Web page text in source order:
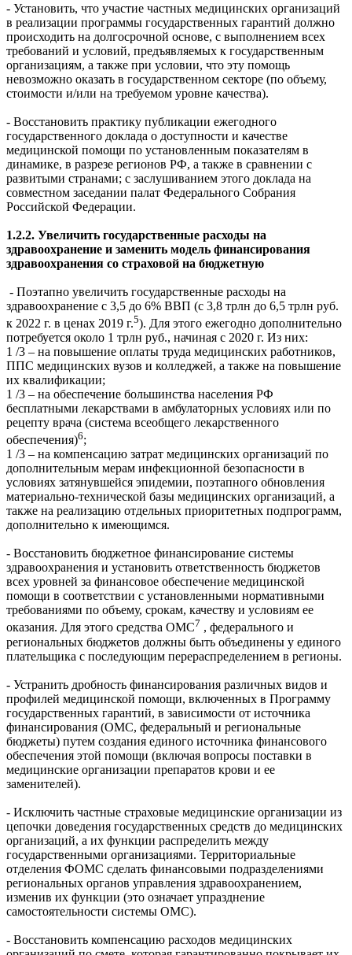
- Установить, что участие частных медицинских организаций
в реализации программы государственных гарантий должно
происходить на долгосрочной основе, с выполнением всех
требований и условий, предъявляемых к государственным
организациям, а также при условии, что эту помощь
невозможно оказать в государственном секторе (по объему,
стоимости и/или на требуемом уровне качества).
- Восстановить практику публикации ежегодного
государственного доклада о доступности и качестве
медицинской помощи по установленным показателям в
динамике, в разрезе регионов РФ, а также в сравнении с
развитыми странами; с заслушиванием этого доклада на
совместном заседании палат Федерального Собрания
Российской Федерации.
1.2.2. Увеличить государственные расходы на
здравоохранение и заменить модель финансирования
здравоохранения со страховой на бюджетную
- Поэтапно увеличить государственные расходы на
здравоохранение с 3,5 до 6% ВВП (с 3,8 трлн до 6,5 трлн руб.
к 2022 г. в ценах 2019 г.5). Для этого ежегодно дополнительно
потребуется около 1 трлн руб., начиная с 2020 г. Из них:
1 /3 – на повышение оплаты труда медицинских работников,
ППС медицинских вузов и колледжей, а также на повышение
их квалификации;
1 /3 – на обеспечение большинства населения РФ
бесплатными лекарствами в амбулаторных условиях или по
рецепту врача (система всеобщего лекарственного
обеспечения)6;
1 /3 – на компенсацию затрат медицинских организаций по
дополнительным мерам инфекционной безопасности в
условиях затянувшейся эпидемии, поэтапного обновления
материально-технической базы медицинских организаций, а
также на реализацию отдельных приоритетных подпрограмм,
дополнительно к имеющимся.
- Восстановить бюджетное финансирование системы
здравоохранения и установить ответственность бюджетов
всех уровней за финансовое обеспечение медицинской
помощи в соответствии с установленными нормативными
требованиями по объему, срокам, качеству и условиям ее
оказания. Для этого средства ОМС7 , федерального и
региональных бюджетов должны быть объединены у единого
плательщика с последующим перераспределением в регионы.
- Устранить дробность финансирования различных видов и
профилей медицинской помощи, включенных в Программу
государственных гарантий, в зависимости от источника
финансирования (ОМС, федеральный и региональные
бюджеты) путем создания единого источника финансового
обеспечения этой помощи (включая вопросы поставки в
медицинские организации препаратов крови и ее
заменителей).
- Исключить частные страховые медицинские организации из
цепочки доведения государственных средств до медицинских
организаций, а их функции распределить между
государственными организациями. Территориальные
отделения ФОМС сделать финансовыми подразделениями
региональных органов управления здравоохранением,
изменив их функции (это означает упразднение
самостоятельности системы ОМС).
- Восстановить компенсацию расходов медицинских